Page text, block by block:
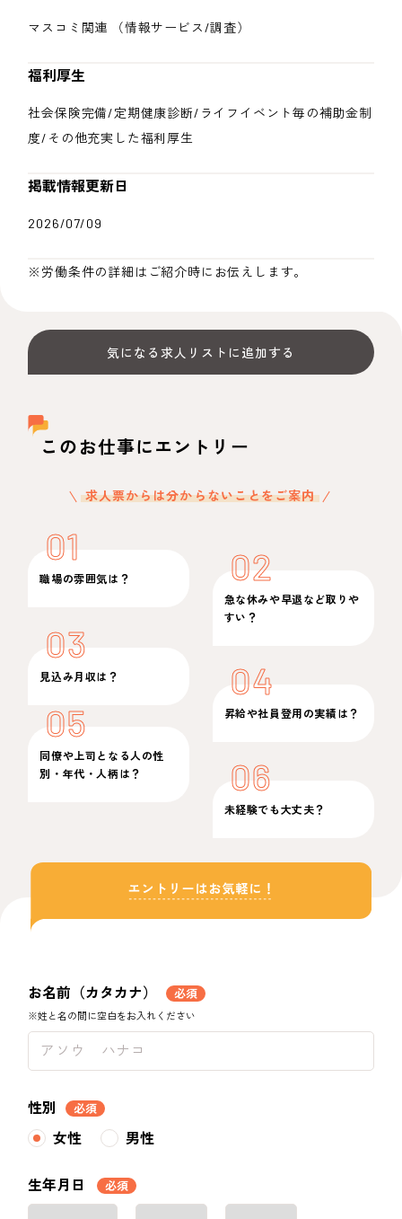
マスコミ関連 （情報サービス/調査）
福利厚生
社会保険完備/定期健康診断/ライフイベント毎の補助金制
度/その他充実した福利厚生
掲載情報更新日
2026/07/09
※労働条件の詳細はご紹介時にお伝えします。
気になる求人リストに追加する
このお仕事にエントリー
求人票からは分からないことをご案内
01
職場の雰囲気は？ 02
急な休みや早退など取りや
すい？
03
見込み月収は？ 04
昇給や社員登用の実績は？
05
同僚や上司となる人の性
別・年代・人柄は？
06
未経験でも大丈夫？
お名前（カタカナ） 必須
※姓と名の間に空白をお入れください
性別 必須
女性 男性
生年月日 必須